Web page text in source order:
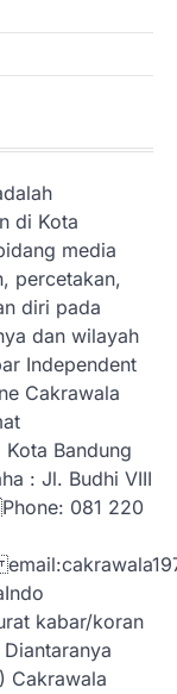
di Kota
media
percetakan,
diri pada
dan wilayah
Independent
Cakrawala
Bandung
: Jl. Budhi VIII
081 220
kabar/koran
Cakrawala